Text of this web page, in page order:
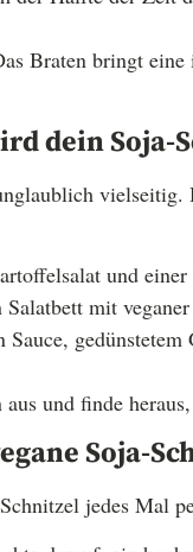
Braten bringt
dein
vielseitig.
und
mit
und finde
Soja-
jedes Mal